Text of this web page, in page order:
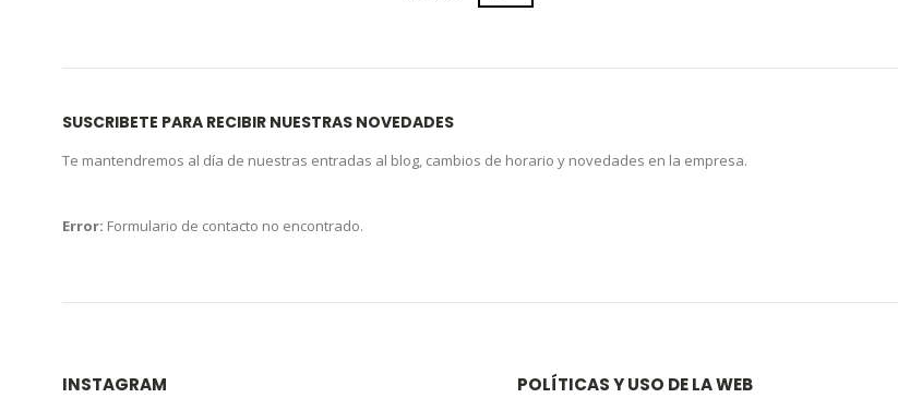
SUSCRIBETE PARA RECIBIR NUESTRAS NOVEDADES
Te mantendremos al día de nuestras entradas al blog, cambios de horario y novedades en la empresa.
Error: Formulario de contacto no encontrado.
INSTAGRAM POLÍTICAS Y USO DE LA WEB